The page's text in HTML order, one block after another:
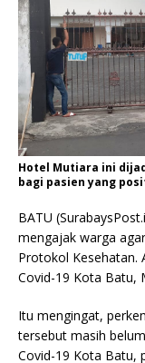
Hotel Mutiara ini
bagi pasien yang
BATU
mengajak warga
Protokol Kesehatan.
Covid-19 Kota Batu,
Itu mengingat,
tersebut masih
Covid-19 Kota Batu,